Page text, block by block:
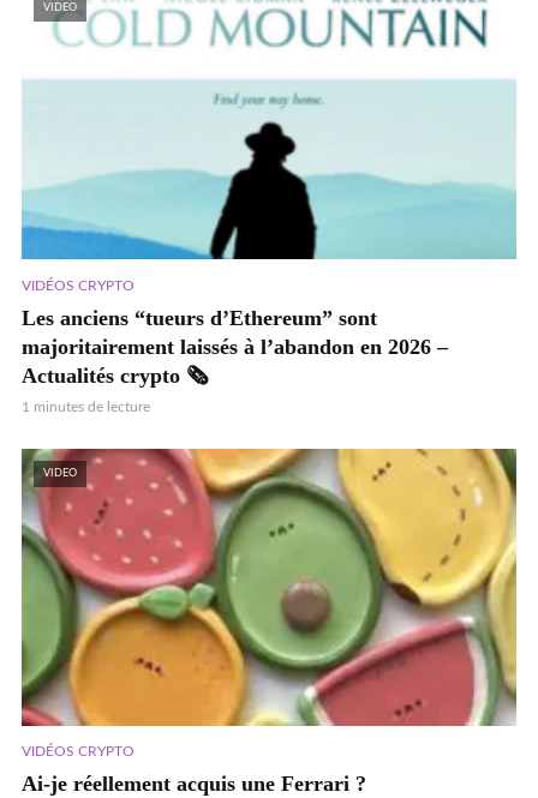
VIDEO
VIDÉOS CRYPTO
Les anciens “tueurs d’Ethereum” sont
majoritairement laissés à l’abandon en 2026 –
Actualités crypto 🗞️
1 minutes de lecture
VIDEO
VIDÉOS CRYPTO
Ai-je réellement acquis une Ferrari ?